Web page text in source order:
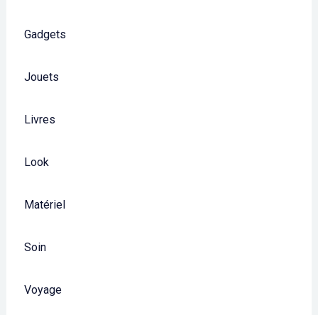
Gadgets
Jouets
Livres
Look
Matériel
Soin
Voyage